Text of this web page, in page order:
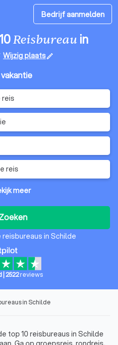
Bedrijf aanmelden
Reisbureauin
Wijzig plaatsedit
reis
meer
in Schilde
| 2522 reviews
in Schilde
top 10 reisbureaus in Schilde